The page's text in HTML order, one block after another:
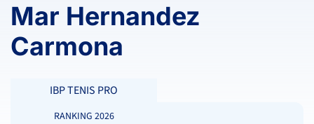
Mar Hernandez
Carmona
IBP TENIS PRO
RANKING 2026